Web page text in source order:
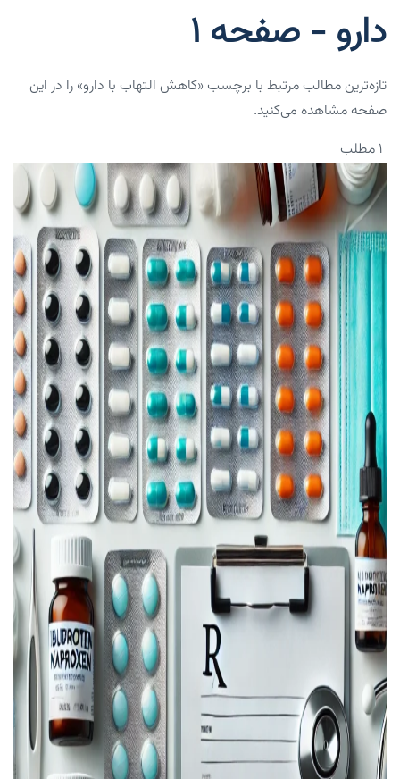
دارو - صفحه 1
تازه‌ترین مطالب مرتبط با برچسب «کاهش التهاب با دارو» را در این
صفحه مشاهده می‌کنید.
۱ مطلب